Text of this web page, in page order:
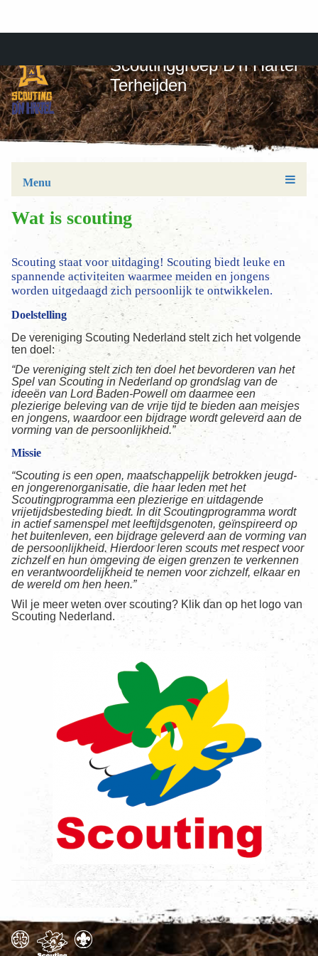
Scoutinggroep D'n Hartel
Terheijden
Menu
Wat is scouting
Scouting staat voor uitdaging! Scouting biedt leuke en
spannende activiteiten waarmee meiden en jongens
worden uitgedaagd zich persoonlijk te ontwikkelen.
Doelstelling
De vereniging Scouting Nederland stelt zich het volgende
ten doel:
“De vereniging stelt zich ten doel het bevorderen van het
Spel van Scouting in Nederland op grondslag van de
ideeën van Lord Baden-Powell om daarmee een
plezierige beleving van de vrije tijd te bieden aan meisjes
en jongens, waardoor een bijdrage wordt geleverd aan de
vorming van de persoonlijkheid.”
Missie
“Scouting is een open, maatschappelijk betrokken jeugd-
en jongerenorganisatie, die haar leden met het
Scoutingprogramma een plezierige en uitdagende
vrijetijdsbesteding biedt. In dit Scoutingprogramma wordt
in actief samenspel met leeftijdsgenoten, geïnspireerd op
het buitenleven, een bijdrage geleverd aan de vorming van
de persoonlijkheid. Hierdoor leren scouts met respect voor
zichzelf en hun omgeving de eigen grenzen te verkennen
en verantwoordelijkheid te nemen voor zichzelf, elkaar en
de wereld om hen heen.”
Wil je meer weten over scouting? Klik dan op het logo van
Scouting Nederland.